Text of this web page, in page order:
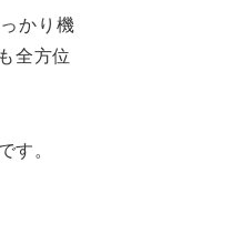
かり機
全方位
。